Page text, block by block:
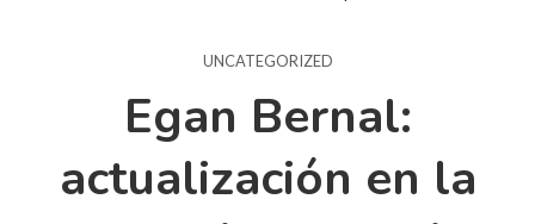
UNCATEGORIZED
Egan Bernal:
actualización en la